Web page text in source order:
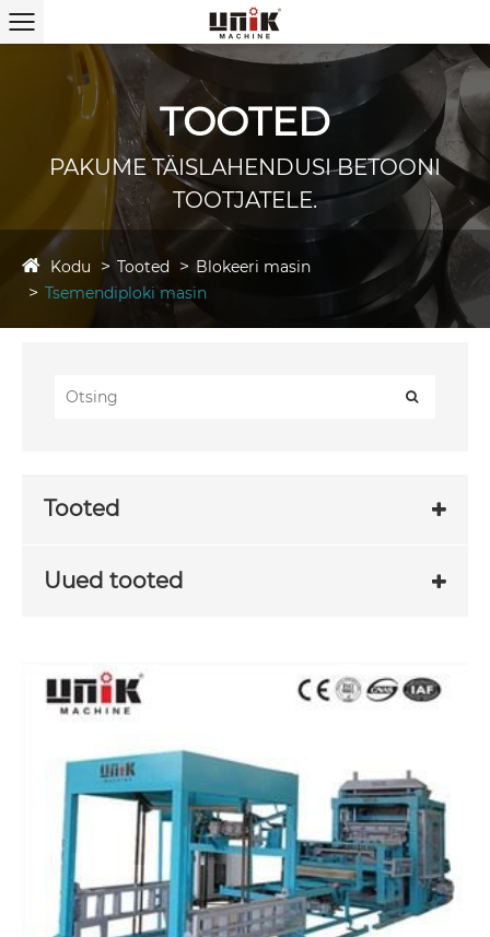
TOOTED
PAKUME TÄISLAHENDUSI BETOONI
TOOTJATELE.
Kodu Tooted
Blokeeri masin
Tsemendiploki masin
Tooted
Uued tooted